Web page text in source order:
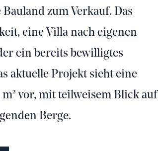
zum Verkauf. Das
eine Villa nach eigenen
ein bereits bewilligtes
aktuelle Projekt sieht eine
vor, mit teilweisem Blick auf
Berge.